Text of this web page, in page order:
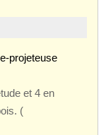
projeteuse
et 4 en
(